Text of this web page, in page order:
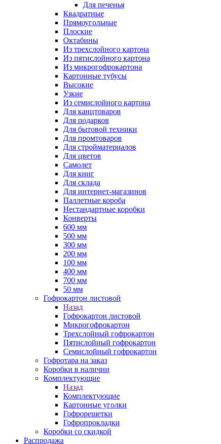
Для печенья
Квадратные
Прямоугольные
Плоские
Октабины
Из трехслойного картона
Из пятислойного картона
Из микрогофрокартона
Картонные тубусы
Высокие
Узкие
Из семислойного картона
Для канцтоваров
Для подарков
Для бытовой техники
Для промтоваров
Для стройматериалов
Для цветов
Самолет
Для книг
Для склада
Для интернет-магазинов
Паллетные короба
Нестандартные коробки
Конверты
600 мм
500 мм
300 мм
200 мм
100 мм
400 мм
700 мм
50 мм
Гофрокартон листовой
Назад
Гофрокартон листовой
Микрогофрокартон
Трехслойный гофрокартон
Пятислойный гофрокартон
Семислойный гофрокартон
Гофротара на заказ
Коробки в наличии
Комплектующие
Назад
Комплектующие
Картонные уголки
Гофрорешетки
Гофропрокладки
Коробки со скидкой
Распродажа